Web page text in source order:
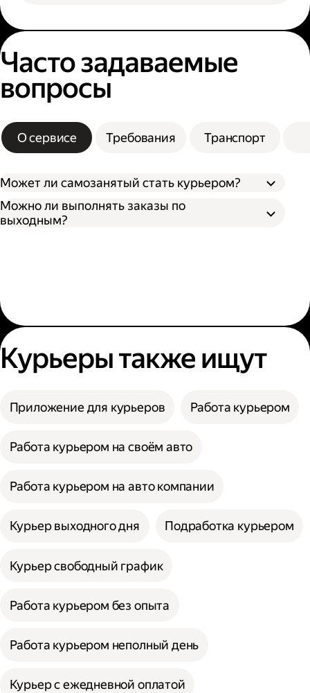
Часто задаваемые
вопросы
О сервисе Требования Транспорт
Может ли самозанятый стать курьером?
Можно ли выполнять заказы по
выходным?
Курьеры также ищут
Приложение для курьеров Работа курьером
Работа курьером на своём авто
Работа курьером на авто компании
Курьер выходного дня Подработка курьером
Курьер свободный график
Работа курьером без опыта
Работа курьером неполный день
Курьер с ежедневной оплатой